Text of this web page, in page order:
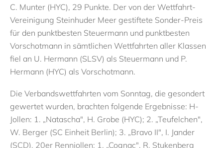
C. Munter (HYC), 29 Punkte. Der von der Wettfahrt-
Vereinigung Steinhuder Meer gestiftete Sonder-Preis
für den punktbesten Steuermann und punktbesten
Vorschotmann in sämtlichen Wettfahrten aller Klassen
fiel an U. Hermann (SLSV) als Steuermann und P.
Hermann (HYC) als Vorschotmann.
Die Verbandswettfahrten vom Sonntag, die gesondert
gewertet wurden, brachten folgende Ergebnisse: H-
Jollen: 1. „Natascha", H. Grobe (HYC); 2. „Teufelchen",
W. Berger (SC Einheit Berlin); 3. „Bravo II", I. Jander
(SCD). 20er Rennjollen: 1. „Cognac", R. Stukenberg